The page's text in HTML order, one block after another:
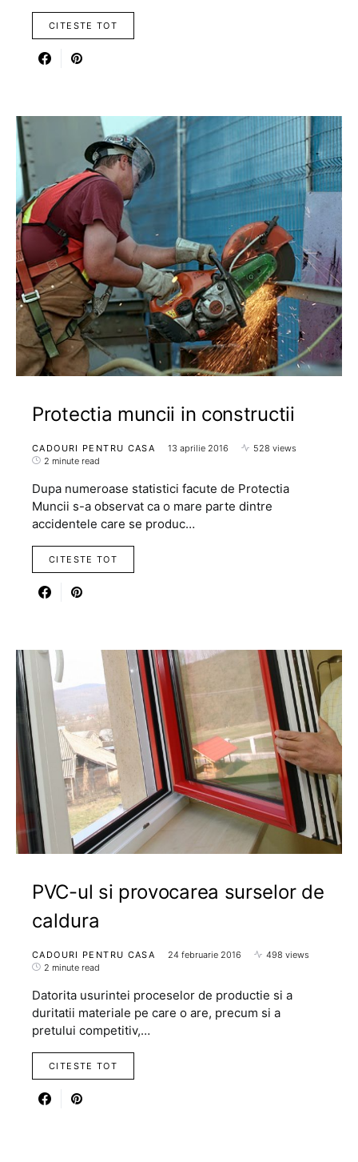
CITESTE TOT
Protectia muncii in constructii
CADOURI PENTRU CASA 13 aprilie 2016
528 views
2 minute read
Dupa numeroase statistici facute de Protectia
Muncii s-a observat ca o mare parte dintre
accidentele care se produc…
CITESTE TOT
PVC-ul si provocarea surselor de
caldura
CADOURI PENTRU CASA 24 februarie 2016
498 views
2 minute read
Datorita usurintei proceselor de productie si a
duritatii materiale pe care o are, precum si a
pretului competitiv,…
CITESTE TOT